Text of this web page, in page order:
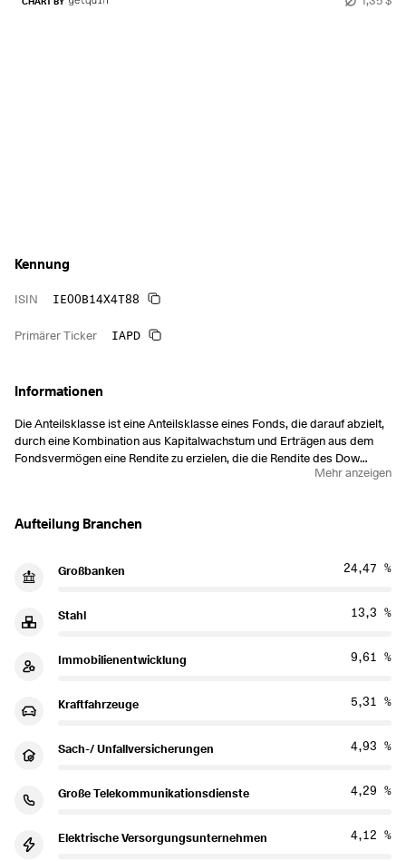
Aufteilung Branchen
Großbanken 24,47 %
Stahl 13,3 %
Immobilienentwicklung 9,61 %
Kraftfahrzeuge 5,31 %
Sach-/ Unfallversicherungen 4,93 %
Große Telekommunikationsdienste 4,29 %
Elektrische Versorgungsunternehmen 4,12 %
Informationen
Die Anteilsklasse ist eine Anteilsklasse eines Fonds, die darauf abzielt,
durch eine Kombination aus Kapitalwachstum und Erträgen aus dem
Fondsvermögen eine Rendite zu erzielen, die die Rendite des Dow
Jones Asia/Pacific Select Dividend 50 Index, des Referenzindex des
Mehr anzeigen
Kennung
ISIN IE00B14X4T88
Primärer Ticker IAPD